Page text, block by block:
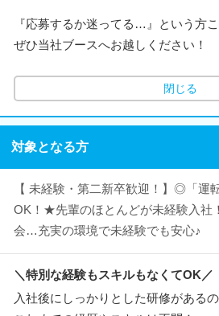
『応募するか迷ってる…』という方こ
ぜひ当社ブースへお越しください！
閉じる
対象となる方
【 未経験・第二新卒歓迎！】◎「運
OK！★先輩のほとんどが未経験入社
会…充実の環境で未経験でも安心♪
＼特別な経験もスキルもなくてOK／
入社後にしっかりとした研修がある